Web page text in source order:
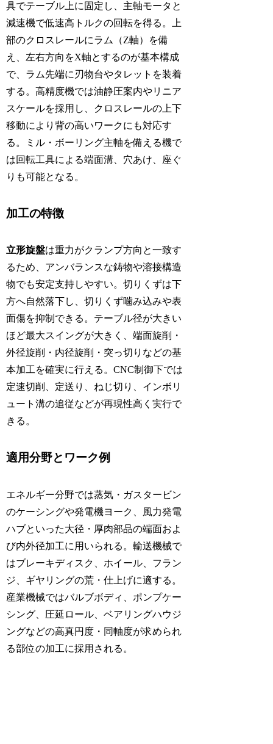
具でテーブル上に固定し、主軸モータと
減速機で低速高トルクの回転を得る。上
部のクロスレールにラム（Z軸）を備
え、左右方向をX軸とするのが基本構成
で、ラム先端に刃物台やタレットを装着
する。高精度機では油静圧案内やリニア
スケールを採用し、クロスレールの上下
移動により背の高いワークにも対応す
る。ミル・ボーリング主軸を備える機で
は回転工具による端面溝、穴あけ、座ぐ
りも可能となる。
加工の特徴
立形旋盤は重力がクランプ方向と一致す
るため、アンバランスな鋳物や溶接構造
物でも安定支持しやすい。切りくずは下
方へ自然落下し、切りくず噛み込みや表
面傷を抑制できる。テーブル径が大きい
ほど最大スイングが大きく、端面旋削・
外径旋削・内径旋削・突っ切りなどの基
本加工を確実に行える。CNC制御下では
定速切削、定送り、ねじ切り、インボリ
ュート溝の追従などが再現性高く実行で
きる。
適用分野とワーク例
エネルギー分野では蒸気・ガスタービン
のケーシングや発電機ヨーク、風力発電
ハブといった大径・厚肉部品の端面およ
び内外径加工に用いられる。輸送機械で
はブレーキディスク、ホイール、フラン
ジ、ギヤリングの荒・仕上げに適する。
産業機械ではバルブボディ、ポンプケー
シング、圧延ロール、ベアリングハウジ
ングなどの高真円度・同軸度が求められ
る部位の加工に採用される。